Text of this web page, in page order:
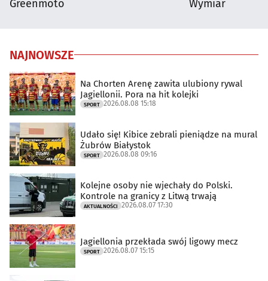
Greenmoto Wymiar
NAJNOWSZE
Na Chorten Arenę zawita ulubiony rywal
Jagiellonii. Pora na hit kolejki
SPORT 2026.08.08 15:18
Udało się! Kibice zebrali pieniądze na mural
Żubrów Białystok
SPORT 2026.08.08 09:16
Kolejne osoby nie wjechały do Polski.
Kontrole na granicy z Litwą trwają
AKTUALNOŚCI 2026.08.07 17:30
Jagiellonia przekłada swój ligowy mecz
SPORT 2026.08.07 15:15